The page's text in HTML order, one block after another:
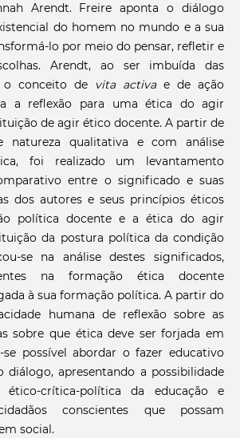
Arendt. Freire aponta o diálogo
do homem no mundo e a sua
lo por meio do pensar, refletir e
Arendt, ao ser imbuída das
o conceito de
vita activae de ação
a reflexão para uma ética do agir
de agir ético docente. A partir de
natureza qualitativa e com análise
foi realizado um levantamento
entre o significado e suas
dos autores e seus princípios éticos
política docente e a ética do agir
da postura política da condição
se na análise destes significados,
na formação ética docente
à sua formação política. A partir do
humana de reflexão sobre as
sobre que ética deve ser forjada em
se possível abordar o fazer educativo
diálogo, apresentando a possibilidade
ético-crítica-política da educação e
conscientes que possam
social.